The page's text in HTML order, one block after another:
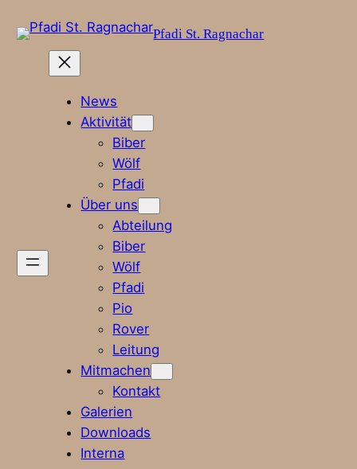
Pfadi St. Ragnachar
News
Aktivität
Biber
Wölf
Pfadi
Über uns
Abteilung
Biber
Wölf
Pfadi
Pio
Rover
Leitung
Mitmachen
Kontakt
Galerien
Downloads
Interna